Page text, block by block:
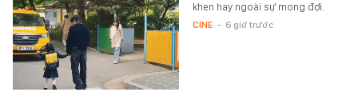
khen hay ngoài sự mong đợi.
CINE - 6 giờ trước